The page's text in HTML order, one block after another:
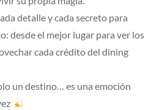
detalle y cada secreto para
desde el mejor lugar para ver los
cada crédito del dining
un destino… es una emoción